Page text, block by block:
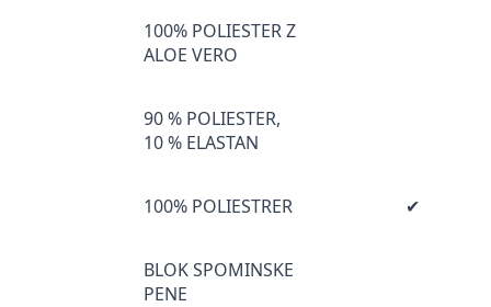
100% POLIESTER Z
ALOE VERO
90 % POLIESTER,
10 % ELASTAN
100% POLIESTRER ✔
BLOK SPOMINSKE
PENE